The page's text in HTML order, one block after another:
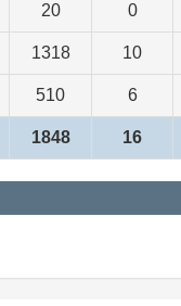
20 0
1318 10
510 6
1848 16